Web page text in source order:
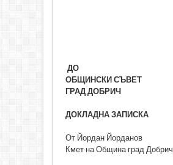
ДО
ОБЩИНСКИ СЪВЕТ
ГРАД ДОБРИЧ
ДОКЛАДНА ЗАПИСКА
От Йордан Йорданов
Кмет на Община град Добрич